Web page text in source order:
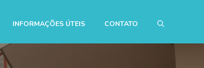
INFORMAÇÕES ÚTEIS CONTATO